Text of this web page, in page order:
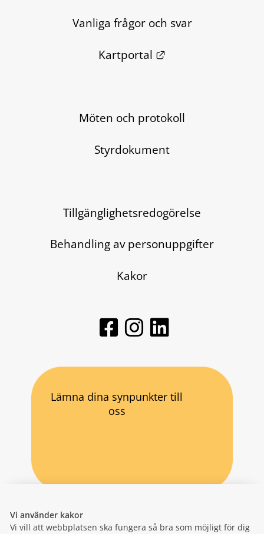
Vi använder kakor
Vi vill att webbplatsen ska fungera så bra som möjligt för dig
Vanliga frågor och svar
Kartportal
Länk till annan
Möten och protokoll
Styrdokument
Tillgänglighetsredogörelse
Behandling av personuppgifter
Kakor
Lämna dina synpunkter till
oss